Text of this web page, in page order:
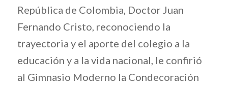
República de Colombia, Doctor Juan
Fernando Cristo, reconociendo la
trayectoria y el aporte del colegio a la
educación y a la vida nacional, le confirió
al Gimnasio Moderno la Condecoración